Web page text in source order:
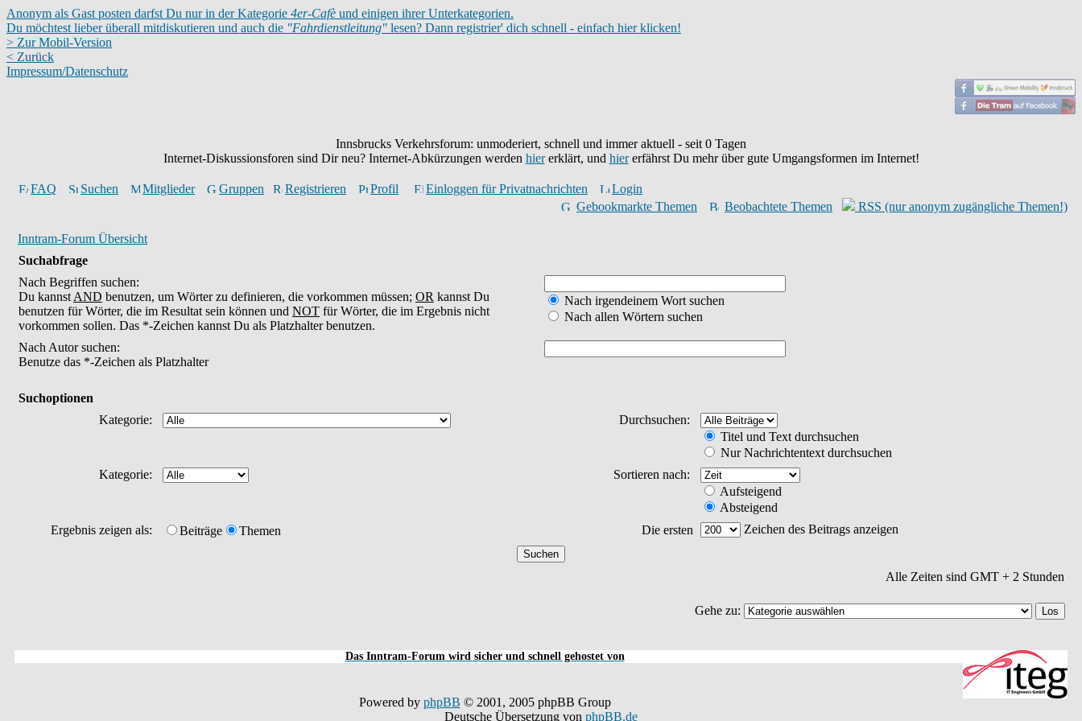
Anonym als Gast posten darfst Du nur in der Kategorie 4er-Cafè und einigen ihrer Unterkategorien.
Du möchtest lieber überall mitdiskutieren und auch die "Fahrdienstleitung" lesen? Dann registrier' dich schnell - einfach hier klicken!
> Zur Mobil-Version
< Zurück
Impressum/Datenschutz
Innsbrucks Verkehrsforum: unmoderiert, schnell und immer aktuell - seit 0 Tagen
Internet-Diskussionsforen sind Dir neu? Internet-Abkürzungen werden hiererklärt, und hiererfährst Du mehr über gute Umgangsformen im Internet!
FAQ Suchen Mitglieder Gruppen Registrieren Profil Einloggen für Privatnachrichten
Login
Gebookmarkte Themen
Beobachtete Themen RSS (nur anonym zugängliche Themen!)
Inntram-Forum Übersicht
Suchabfrage
Nach Begriffen suchen:
Du kannst AND benutzen, um Wörter zu definieren, die vorkommen müssen; OR kannst Du
benutzen für Wörter, die im Resultat sein können und NOT für Wörter, die im Ergebnis nicht
vorkommen sollen. Das *-Zeichen kannst Du als Platzhalter benutzen.
Nach irgendeinem Wort suchen
Nach allen Wörtern suchen
Nach Autor suchen:
Benutze das *-Zeichen als Platzhalter
Suchoptionen
Kategorie:
Durchsuchen:
Titel und Text durchsuchen
Nur Nachrichtentext durchsuchen
Kategorie:
Sortieren nach:
Aufsteigend
Absteigend
Ergebnis zeigen als:
Beiträge Themen Die ersten Zeichen des Beitrags anzeigen
Alle Zeiten sind GMT + 2 Stunden
Gehe zu:
Das Inntram-Forum wird sicher und schnell gehostet von
Powered by phpBB © 2001, 2005 phpBB Group
Deutsche Übersetzung von phpBB.de